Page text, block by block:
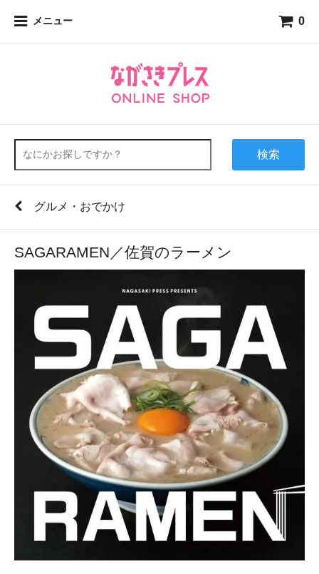
メニュー 0
検索
グルメ・おでかけ
SAGARAMEN／佐賀のラーメン